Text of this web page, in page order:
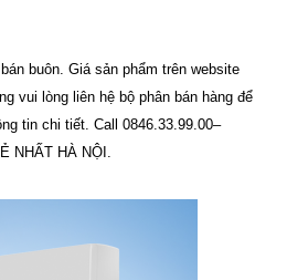
buôn. Giá sản phẩm trên website
vui lòng liên hệ bộ phân bán hàng để
tin chi tiết. Call 0846.33.99.00–
NHẤT HÀ NỘI.